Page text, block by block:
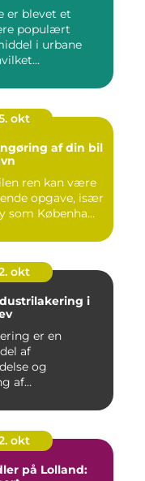
er blevet et
populært
i urbane
okt
af din bil
ren kan være
opgave, især
som Københa...
okt
i
er en
af
og
af
okt
på Lolland: